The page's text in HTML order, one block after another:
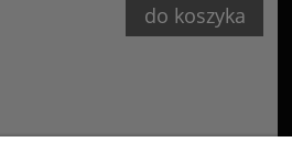
do koszyka